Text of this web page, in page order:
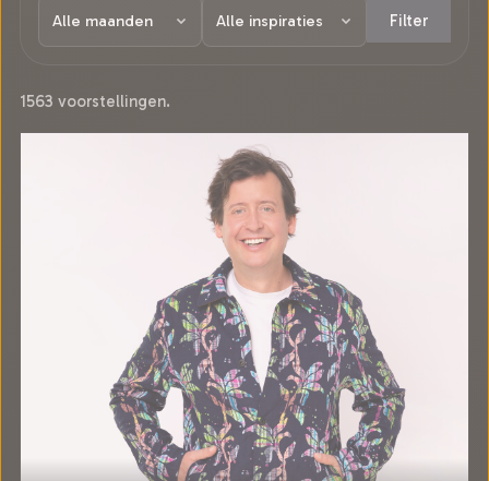
Filter
1563 voorstellingen.